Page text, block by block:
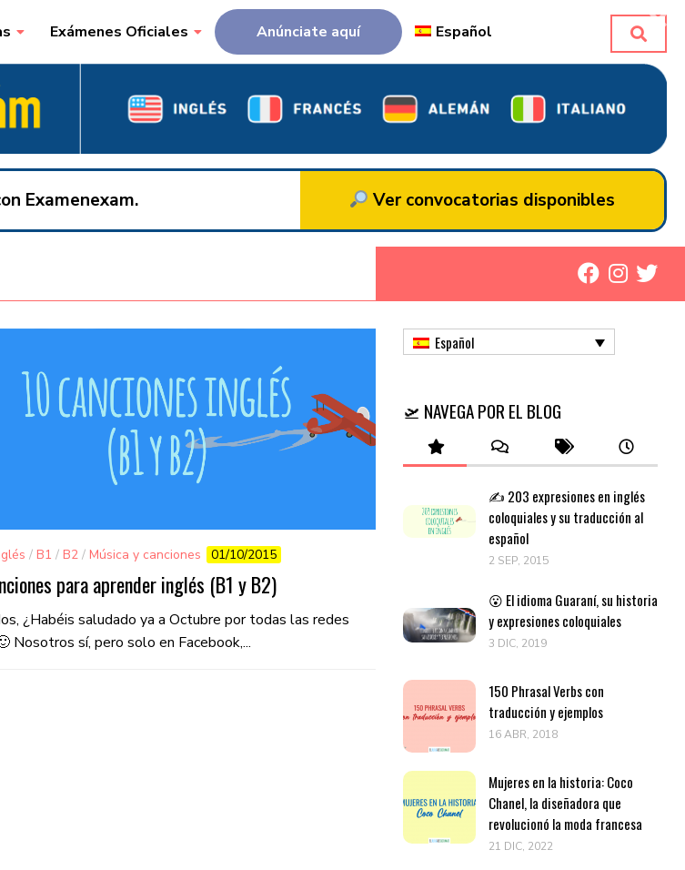
Exámenes Oficiales Anúnciate aquí Español
Examenexam. Ver convocatorias disponibles
/ B1 / B2 / Música y canciones 01/10/2015
para aprender inglés (B1 y B2)
¿Habéis saludado ya a Octubre por todas las redes
Nosotros sí, pero solo en Facebook,...
Español
🛫 NAVEGA POR EL BLOG
✍️ 203 expresiones en inglés
coloquiales y su traducción al
español
2 SEP, 2015
😮 El idioma Guaraní, su historia
y expresiones coloquiales
3 DIC, 2019
150 Phrasal Verbs con
traducción y ejemplos
16 ABR, 2018
Mujeres en la historia: Coco
Chanel, la diseñadora que
revolucionó la moda francesa
21 DIC, 2022